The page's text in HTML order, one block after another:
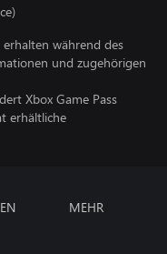
erhalten während des
und zugehörigen
Xbox Game Pass
erhältliche
MEHR